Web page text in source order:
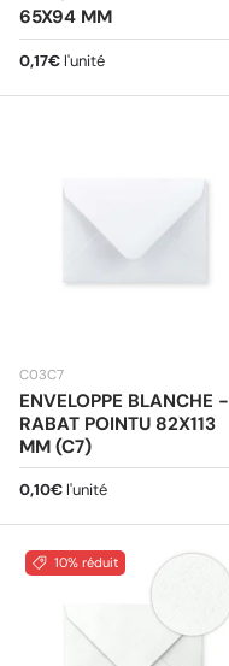
65X94 MM
Prix habituel
0,17€ l'unité
C03C7
ENVELOPPE BLANCHE -
RABAT POINTU 82X113
MM (C7)
Prix habituel
0,10€ l'unité
10% réduit